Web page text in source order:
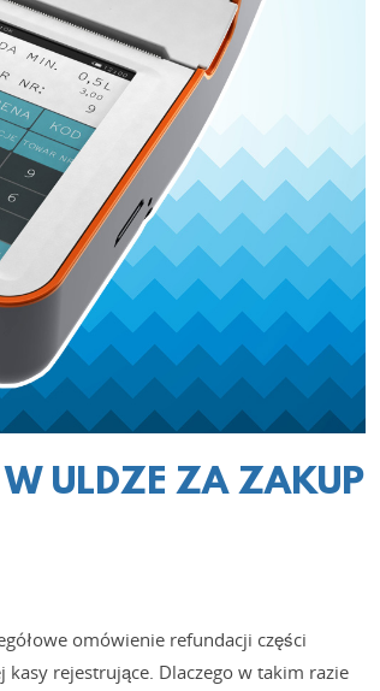
ULDZE ZA ZAKUP
omówienie refundacji części
rejestrujące. Dlaczego w takim razie